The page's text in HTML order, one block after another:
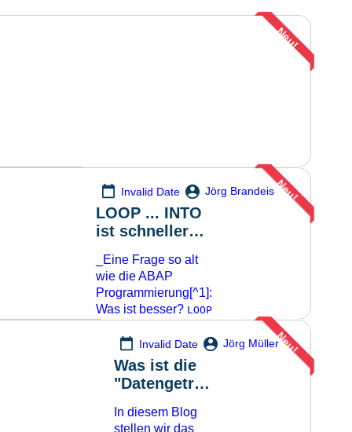
Neu!
Invalid Date Jörg Brandeis
LOOP ... INTO
ist schneller
ASSIGNING !
_Eine Frage so alt
wie die ABAP
Programmierung[^1]:
Was ist besser? LOOP
ASSIGNINGoderLOOP
... REFERENCE
INTO[^2]? In der
Diskussion darüber
spielt die Laufzeit
häufig eine große
Neu!
Invalid Date Jörg Müller
Was ist die
"Datengetrie
Fertigung"?
In diesem Blog
stellen wir das
Neu!